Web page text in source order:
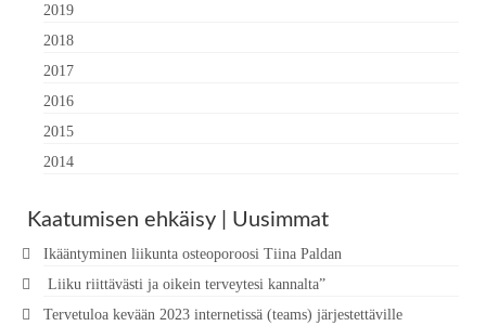
2019
2018
2017
2016
2015
2014
Kaatumisen ehkäisy | Uusimmat
Ikääntyminen liikunta osteoporoosi Tiina Paldan
Liiku riittävästi ja oikein terveytesi kannalta”
Tervetuloa kevään 2023 internetissä (teams) järjestettäville